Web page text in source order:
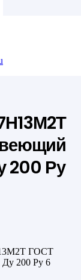
200 Ру
ГОСТ
200 Ру 6